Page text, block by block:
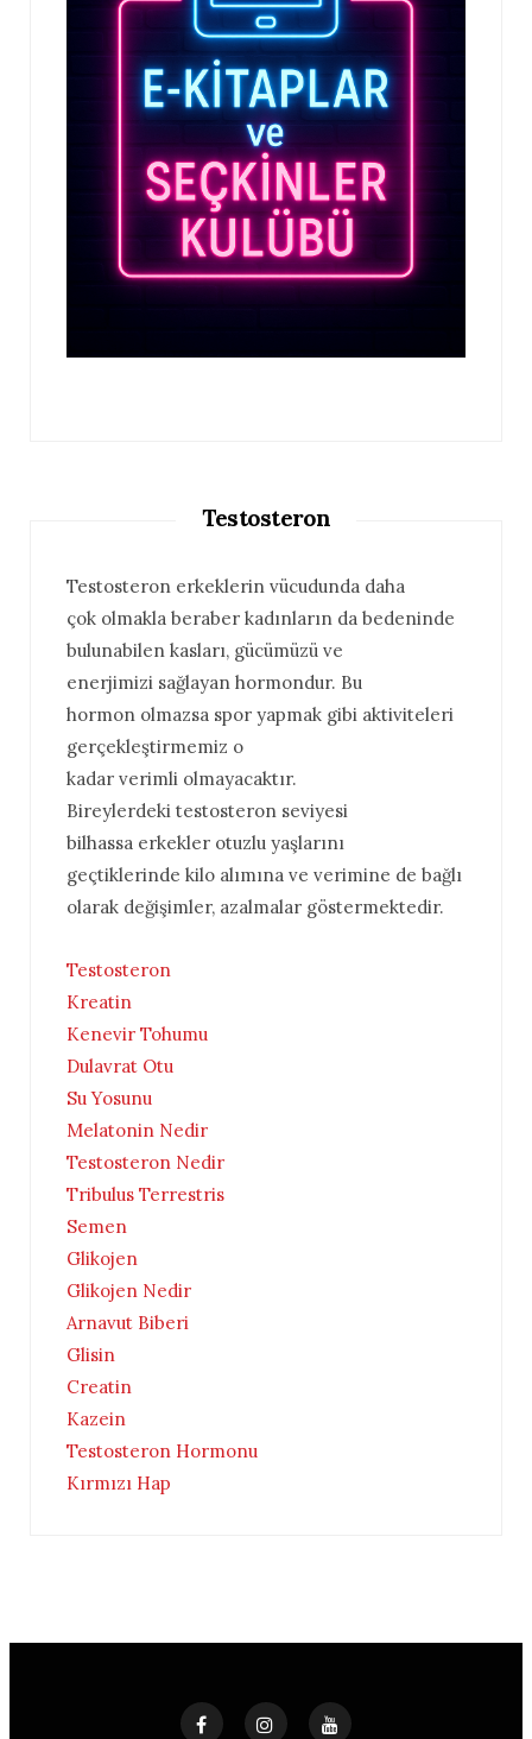
Testosteron
Testosteron erkeklerin vücudunda daha
çok olmakla beraber kadınların da bedeninde
bulunabilen kasları, gücümüzü ve
enerjimizi sağlayan hormondur. Bu
hormon olmazsa spor yapmak gibi aktiviteleri
gerçekleştirmemiz o
kadar verimli olmayacaktır.
Bireylerdeki testosteron seviyesi
bilhassa erkekler otuzlu yaşlarını
geçtiklerinde kilo alımına ve verimine de bağlı
olarak değişimler, azalmalar göstermektedir.
Testosteron
Kreatin
Kenevir Tohumu
Dulavrat Otu
Su Yosunu
Melatonin Nedir
Testosteron Nedir
Tribulus Terrestris
Semen
Glikojen
Glikojen Nedir
Arnavut Biberi
Glisin
Creatin
Kazein
Testosteron Hormonu
Kırmızı Hap